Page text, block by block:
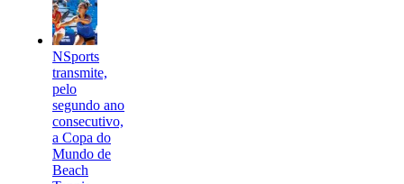
NSports
transmite,
pelo
segundo ano
consecutivo,
a Copa do
Mundo de
Beach